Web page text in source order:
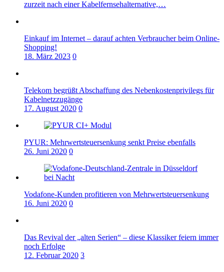
zurzeit nach einer Kabelfernsehalternative,…
Einkauf im Internet – darauf achten Verbraucher beim Online-
Shopping!
18. März 2023 0
Telekom begrüßt Abschaffung des Nebenkostenprivilegs für
Kabelnetzzugänge
17. August 2020 0
PYUR: Mehrwertsteuersenkung senkt Preise ebenfalls
26. Juni 2020 0
Vodafone-Kunden profitieren von Mehrwertsteuersenkung
16. Juni 2020 0
Das Revival der „alten Serien“ – diese Klassiker feiern immer
noch Erfolge
12. Februar 2020 3